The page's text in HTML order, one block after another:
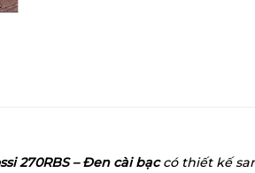
270RBS – Đen cài bạccó thiết kế